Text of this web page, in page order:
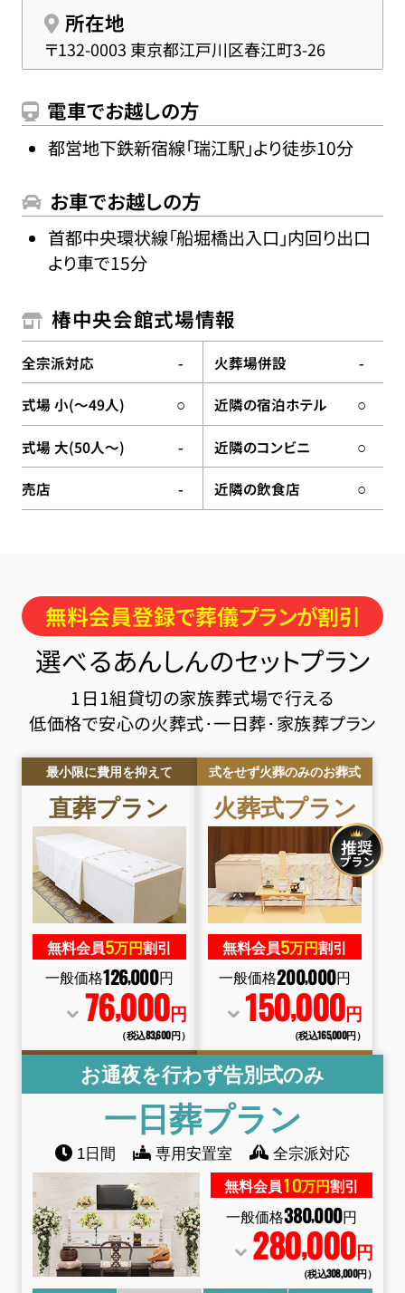
所在地
〒132-0003 東京都江戸川区春江町3-26
電車でお越しの方
都営地下鉄新宿線「瑞江駅」より徒歩10分
お車でお越しの方
首都中央環状線「船堀橋出入口」内回り出口
より車で15分
椿中央会館式場情報
全宗派対応 - 火葬場併設 -
式場 小(〜49人) ○ 近隣の宿泊ホテル ○
式場 大(50人〜) - 近隣のコンビニ ○
売店 - 近隣の飲食店 ○
無料会員登録で葬儀プランが割引
選べるあんしんのセットプラン
1日1組貸切の家族葬式場で行える
低価格で安心の火葬式･一日葬･家族葬プラン
最小限に費用を抑えて
直葬プラン
無料会員5万円割引
一般価格126,000円
76,000円
（税込83,600円）
式をせず火葬のみのお葬式
火葬式プラン
無料会員5万円割引
一般価格200,000円
150,000円
（税込165,000円）
お通夜を行わず告別式のみ
一日葬プラン
1日間 専用安置室 全宗派対応
無料会員10万円割引
一般価格380,000円
280,000円
（税込308,000円）